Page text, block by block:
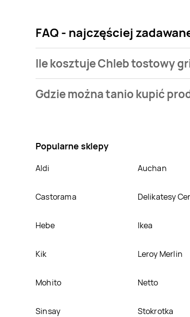
FAQ - najczęściej
Ile kosztuje Chleb tostowy
grillowy z masłem i czosnkiem Oskroba
Gdzie można tanio kupić
Popularne sklepy
Aldi Auchan
Castorama Delikatesy
Hebe Ikea
Kik Leroy Merlin
Mohito Netto
Sinsay Stokrotka